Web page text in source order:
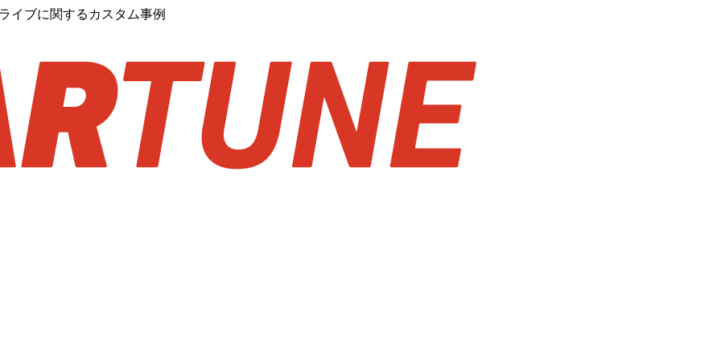
イブに関するカスタム事例